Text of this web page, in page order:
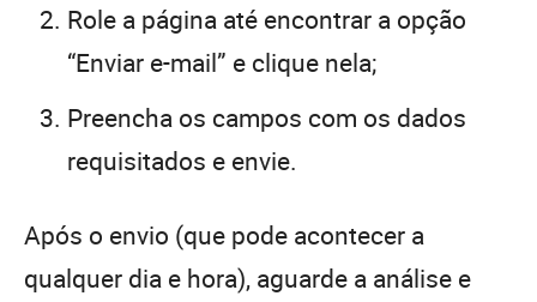
Role a página até encontrar a opção
“Enviar e-mail” e clique nela;
Preencha os campos com os dados
requisitados e envie.
Após o envio (que pode acontecer a
qualquer dia e hora), aguarde a análise e